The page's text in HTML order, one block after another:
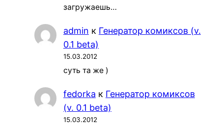
загружаешь…
admin к Генератор комиксов (v.
0.1 beta)
15.03.2012
суть та же )
fedorka к Генератор комиксов
(v. 0.1 beta)
15.03.2012